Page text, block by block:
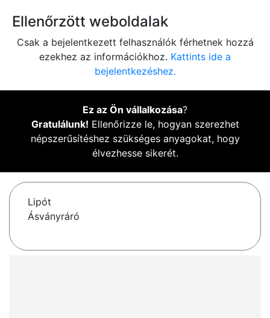
Ellenőrzött weboldalak
Csak a bejelentkezett felhasználók férhetnek hozzá
ezekhez az információkhoz. Kattints ide a
bejelentkezéshez.
Ez az Ön vállalkozása?
Gratulálunk! Ellenőrizze le, hogyan szerezhet
népszerűsítéshez szükséges anyagokat, hogy
élvezhesse sikerét.
Lipót
Ásványráró